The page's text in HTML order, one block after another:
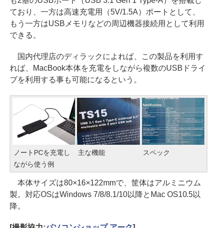
ており、一方は高速充電用（5V/1.5A）ポートとして、
もう一方はUSBメモリなどの周辺機器接続用として利用
できる。
国内代理店のディラックによれば、この製品を利用す
れば、MacBook本体を充電をしながら複数のUSBドライ
ブを利用する事も可能になるという。
ノートPCを充電し
ながら使う例
主な機能 スペック
本体サイズは80×16×122mmで、筐体はアルミニウム
製。対応OSはWindows 7/8/8.1/10以降とMac OS10.5以
降。